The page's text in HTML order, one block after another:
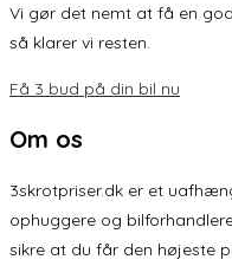
Vi gør det nemt at få en
så klarer vi resten.
Få 3 bud på din bil nu
Om os
3skrotpriser.dk er et
ophuggere og
sikre at du får den højeste